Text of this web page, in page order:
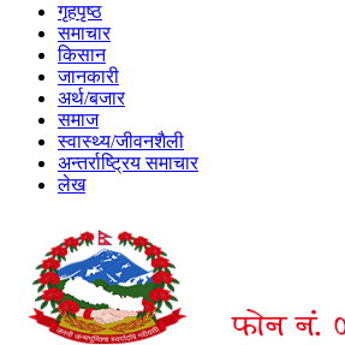
गृहपृष्ठ
समाचार
किसान
जानकारी
अर्थ/बजार
समाज
स्वास्थ्य/जीवनशैली
अन्तर्राष्ट्रिय समाचार
लेख